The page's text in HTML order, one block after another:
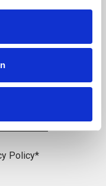
DI PRESTAZIONE
Policy*